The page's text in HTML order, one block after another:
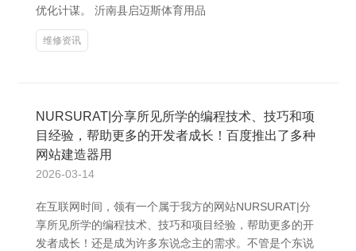
优化计谋。 沂南县启迈斯体育用品
维修资讯
NURSURAT|分享所见所学的编程技术、技巧和项
目经验，帮助更多的开发者成长！百度推出了多种
网站建造器用
2026-03-14
在互联网时间，领有一个属于我方的网站NURSURAT|分
享所见所学的编程技术、技巧和项目经验，帮助更多的开
发者成长！还是成为许多东说念主的需求。不管是个东说